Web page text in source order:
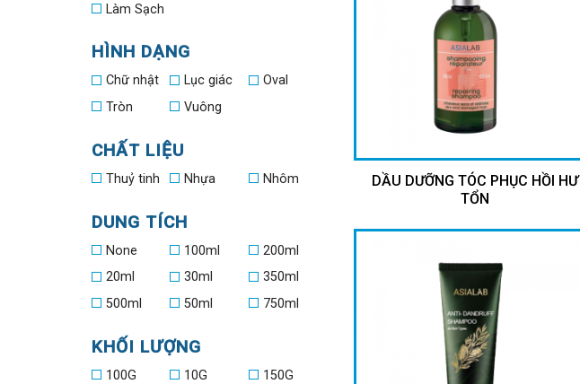
Làm Sạch
HÌNH DẠNG
Chữ nhật Lục giác
Oval
Tròn
Vuông
CHẤT LIỆU
Thuỷ tinh Nhựa Nhôm
DUNG TÍCH
None 100ml
200ml
20ml
30ml
350ml
500ml
50ml 750ml
KHỐI LƯỢNG
100G 10G
150G
DẦU DƯỠNG TÓC PHỤC HỒI HƯ
TỔN